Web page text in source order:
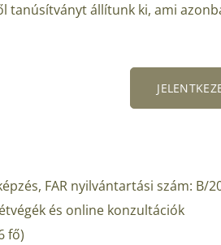
tanúsítványt állítunk ki, ami
FAR nyilvántartási szám: B/
és online konzultációk
fő)